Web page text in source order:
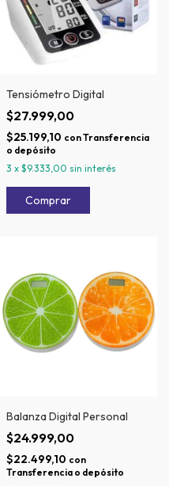
Tensiómetro Digital
$27.999,00
$25.199,10 conTransferencia
o depósito
3 x $9.333,00 sin interés
Balanza Digital Personal
$24.999,00
$22.499,10 con
Transferencia o depósito